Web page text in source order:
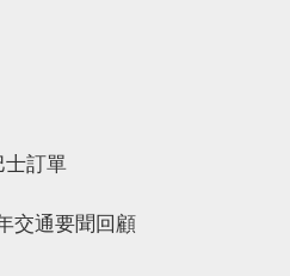
士訂單
交通要聞回顧